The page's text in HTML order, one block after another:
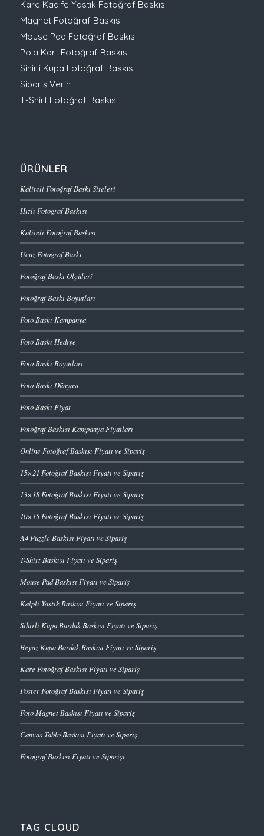
Kare Kadife Yastık Fotoğraf Baskısı
Magnet Fotoğraf Baskısı
Mouse Pad Fotoğraf Baskısı
Pola Kart Fotoğraf Baskısı
Sihirli Kupa Fotoğraf Baskısı
Sipariş Verin
T-Shirt Fotoğraf Baskısı
ÜRÜNLER
Kaliteli Fotoğraf Baskı Siteleri
Hızlı Fotoğraf Baskısı
Kaliteli Fotoğraf Baskısı
Ucuz Fotoğraf Baskı
Fotoğraf Baskı Ölçüleri
Fotoğraf Baskı Boyutları
Foto Baskı Kampanya
Foto Baskı Hediye
Foto Baskı Boyutları
Foto Baskı Dünyası
Foto Baskı Fiyat
Fotoğraf Baskısı Kampanya Fiyatları
Online Fotoğraf Baskısı Fiyatı ve Sipariş
15×21 Fotoğraf Baskısı Fiyatı ve Sipariş
13×18 Fotoğraf Baskısı Fiyatı ve Sipariş
10×15 Fotoğraf Baskısı Fiyatı ve Sipariş
A4 Puzzle Baskısı Fiyatı ve Sipariş
T-Shirt Baskısı Fiyatı ve Sipariş
Mouse Pad Baskısı Fiyatı ve Sipariş
Kalpli Yastık Baskısı Fiyatı ve Sipariş
Sihirli Kupa Bardak Baskısı Fiyatı ve Sipariş
Beyaz Kupa Bardak Baskısı Fiyatı ve Sipariş
Kare Fotoğraf Baskısı Fiyatı ve Sipariş
Poster Fotoğraf Baskısı Fiyatı ve Sipariş
Foto Magnet Baskısı Fiyatı ve Sipariş
Canvas Tablo Baskısı Fiyatı ve Sipariş
Fotoğraf Baskısı Fiyatı ve Siparişi
TAG CLOUD